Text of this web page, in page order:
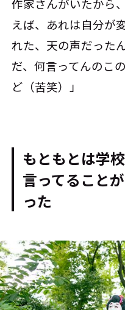
作家さんがいたから
えば、あれは自分が
れた、天の声だった
だ、何言ってんのこ
ど（苦笑）」
もともとは学
言ってること
った